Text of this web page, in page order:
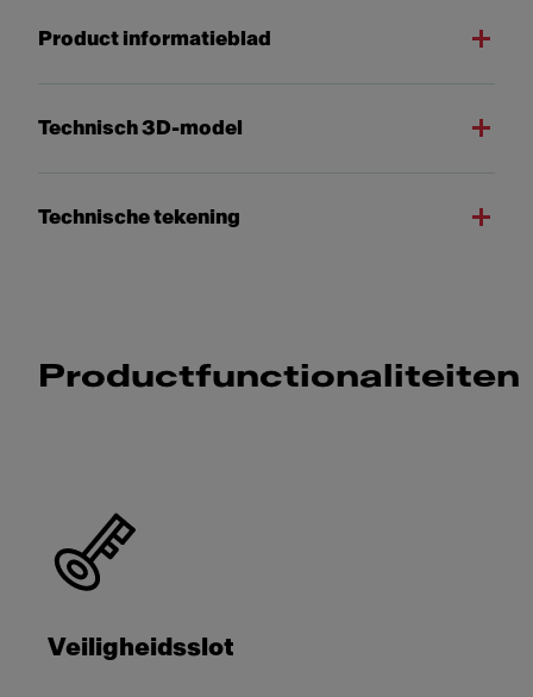
Product informatieblad
Technisch 3D-model
Technische tekening
Productfunctionaliteiten
Veiligheidsslot